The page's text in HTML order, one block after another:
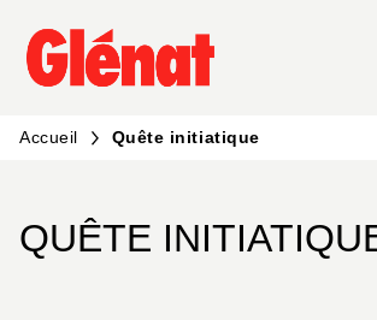
MENU RECHERCHE
PIED DE PAGE
Accueil Quête initiatique
QUÊTE